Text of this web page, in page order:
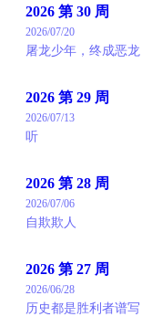
2026 第 30 周
2026/07/20
屠龙少年，终成恶龙
2026 第 29 周
2026/07/13
听
2026 第 28 周
2026/07/06
自欺欺人
2026 第 27 周
2026/06/28
历史都是胜利者谱写